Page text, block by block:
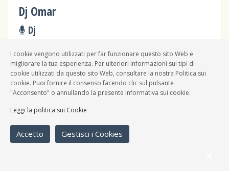
Dj Omar
Dj
Blues, Musiche dal mondo,
I cookie vengono utilizzati per far funzionare questo sito Web e
migliorare la tua esperienza. Per ulteriori informazioni sui tipi di
cookie utilizzati da questo sito Web, consultare la nostra Politica sui
cookie. Puoi fornire il consenso facendo clic sul pulsante
"Acconsento" o annullando la presente informativa sui cookie.
Leggi la politica sui Cookie
Accetto Gestisci i Cookies